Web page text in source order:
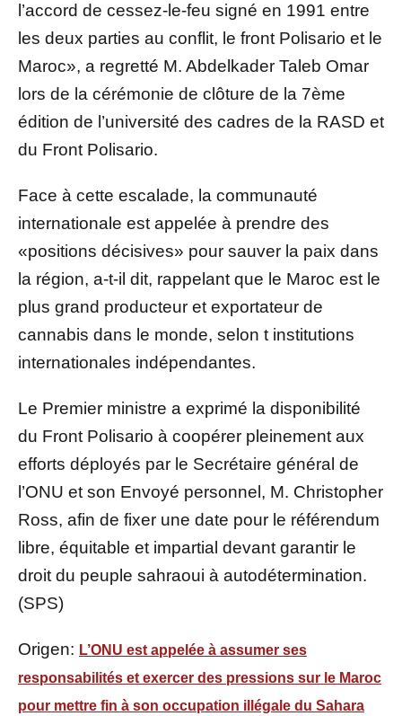
l’accord de cessez-le-feu signé en 1991 entre
les deux parties au conflit, le front Polisario et le
Maroc», a regretté M. Abdelkader Taleb Omar
lors de la cérémonie de clôture de la 7ème
édition de l’université des cadres de la RASD et
du Front Polisario.
Face à cette escalade, la communauté
internationale est appelée à prendre des
«positions décisives» pour sauver la paix dans
la région, a-t-il dit, rappelant que le Maroc est le
plus grand producteur et exportateur de
cannabis dans le monde, selon t institutions
internationales indépendantes.
Le Premier ministre a exprimé la disponibilité
du Front Polisario à coopérer pleinement aux
efforts déployés par le Secrétaire général de
l’ONU et son Envoyé personnel, M. Christopher
Ross, afin de fixer une date pour le référendum
libre, équitable et impartial devant garantir le
droit du peuple sahraoui à autodétermination.
(SPS)
Origen: L’ONU est appelée à assumer ses
responsabilités et exercer des pressions sur le Maroc
pour mettre fin à son occupation illégale du Sahara